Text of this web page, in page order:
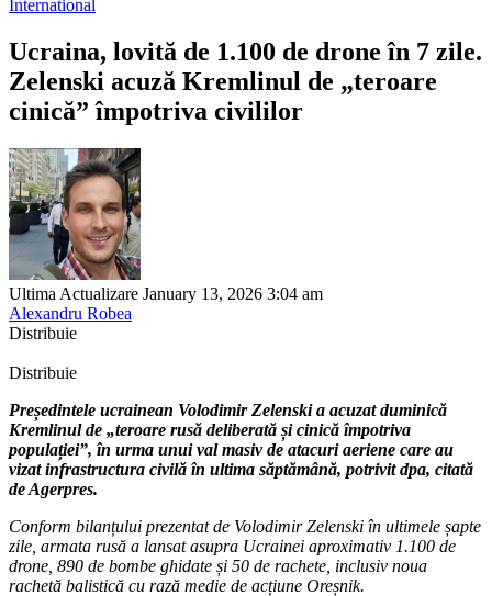
International
Ucraina, lovită de 1.100 de drone în 7 zile.
Zelenski acuză Kremlinul de „teroare
cinică” împotriva civililor
Ultima Actualizare January 13, 2026 3:04 am
Alexandru Robea
Distribuie
Distribuie
Președintele ucrainean Volodimir Zelenski a acuzat duminică
Kremlinul de „teroare rusă deliberată și cinică împotriva
populației”, în urma unui val masiv de atacuri aeriene care au
vizat infrastructura civilă în ultima săptămână, potrivit dpa, citată
de Agerpres.
Conform bilanțului prezentat de Volodimir Zelenski în ultimele șapte
zile, armata rusă a lansat asupra Ucrainei aproximativ 1.100 de
drone, 890 de bombe ghidate și 50 de rachete, inclusiv noua
rachetă balistică cu rază medie de acțiune Oreșnik.